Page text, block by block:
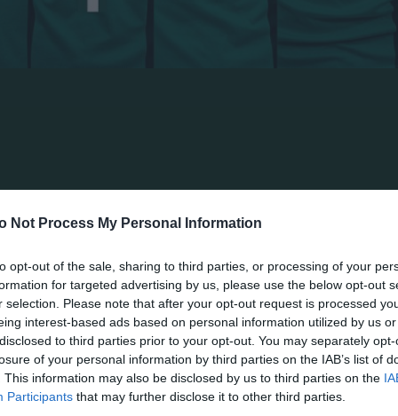
Not Process My Personal Information
opt-out of the sale, sharing to third parties, or processing of your
for targeted advertising by us, please use the below opt-out
selection. Please note that after your opt-out request is processed
interest-based ads based on personal information utilized by us
to third parties prior to your opt-out. You may separately
of your personal information by third parties on the IAB’s list of
This information may also be disclosed by us to third parties on the
Participants that may further disclose it to other third parties.
categorías SUB-17 y SUB-19.
juega como defensor y se unió a las academias de
SUB-17.
juega como centrocampista y se unió a nuestras